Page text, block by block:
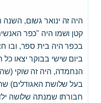
קטן ושמו היה "כפר
בכפר היה בית ספר, ובו
ביום שישי בבוקר יצאו
הנחמדה, היה זה שוקי
בעל שלושת האגודלים)
חבורתו שמנתה שלושה